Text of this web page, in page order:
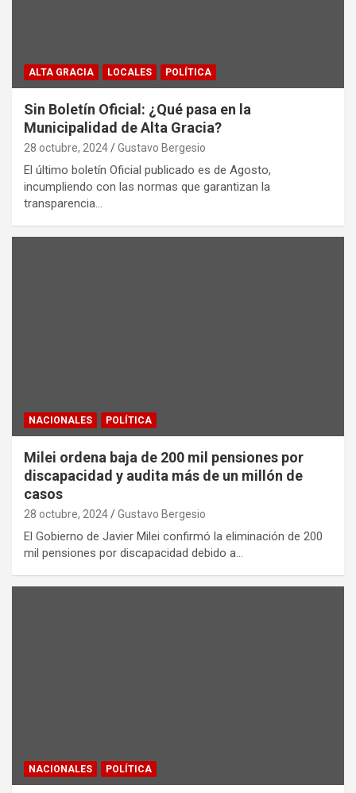
ALTA GRACIA LOCALES POLÍTICA
Sin Boletín Oficial: ¿Qué pasa en la
Municipalidad de Alta Gracia?
28 octubre, 2024 Gustavo Bergesio
El último boletín Oficial publicado es de Agosto,
incumpliendo con las normas que garantizan la
transparencia…
NACIONALES POLÍTICA
Milei ordena baja de 200 mil pensiones por
discapacidad y audita más de un millón de
casos
28 octubre, 2024 Gustavo Bergesio
El Gobierno de Javier Milei confirmó la eliminación de 200
mil pensiones por discapacidad debido a…
NACIONALES POLÍTICA